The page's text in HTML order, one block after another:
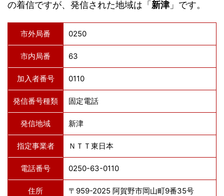
の着信ですが、発信された地域は「新津」です。
市外局番 0250
市内局番 63
加入者番号 0110
発信番号種類 固定電話
発信地域 新津
指定事業者 ＮＴＴ東日本
電話番号 0250-63-0110
住所 〒959-2025 阿賀野市岡山町9番35号